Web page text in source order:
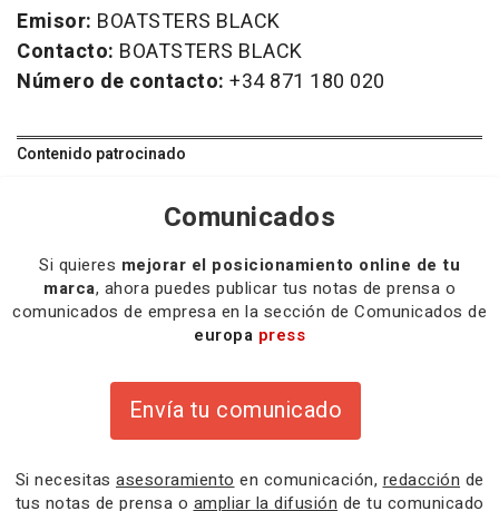
Emisor: BOATSTERS BLACK
Contacto: BOATSTERS BLACK
Número de contacto: +34 871 180 020
Contenido patrocinado
Comunicados
Si quieres mejorar el posicionamiento online de tu
marca, ahora puedes publicar tus notas de prensa o
comunicados de empresa en la sección de Comunicados de
europa press
Envía tu comunicado
Si necesitas asesoramiento en comunicación, redacción de
tus notas de prensa o ampliar la difusión de tu comunicado